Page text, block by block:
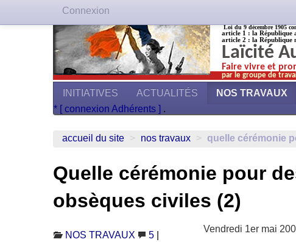
Loi du 9 décembre 1905
article 1 : la République
article 2 : la République
Laïcité
Faire vivre et
par le groupe de
INITIATIVES ACTUALITÉS NOS TRAVAUX
* [ connexion Adhérents ] .
accueil du site > nos travaux > quelle cérémonie
Quelle cérémonie pour
obsèques civiles (2)
Vendredi 1er mai
NOS TRAVAUX 5
Connexion